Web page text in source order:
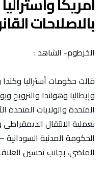
بالاصلاحات
الخرطوم- الشاهد :
قالت حكومات أستراليا وكندا
وإيطاليا وهولندا والنرويج
المتحدة والولايات المتحدة
بعملية الانتقال
الحكومة المدنية السودانية
الماضي، بجانب تحسين